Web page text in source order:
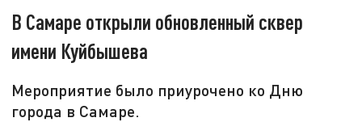
В Самаре открыли обновленный сквер
имени Куйбышева
Мероприятие было приурочено ко Дню
города в Самаре.